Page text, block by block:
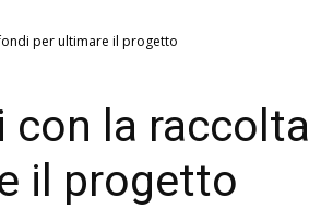
Voce
per ultimare il progetto
con la raccolta
il progetto